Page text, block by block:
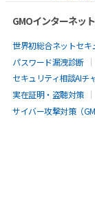
GMOインターネッ
世界初総合ネットセキ
パスワード漏洩診断
セキュリティ相談AIチ
実在証明・盗聴対策
サイバー攻撃対策（